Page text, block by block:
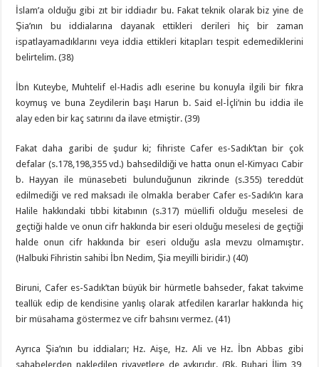
İslam’a olduğu gibi zıt bir iddiadır bu. Fakat teknik olarak biz yine de
Şia’nın bu iddialarına dayanak ettikleri derileri hiç bir zaman
ispatlayamadıklarını veya iddia ettikleri kitapları tespit edemediklerini
belirtelim. (38)
İbn Kuteybe, Muhtelif el-Hadis adlı eserine bu konuyla ilgili bir fıkra
koymuş ve buna Zeydilerin başı Harun b. Said el-İçli’nin bu iddia ile
alay eden bir kaç satırını da ilave etmiştir. (39)
Fakat daha garibi de şudur ki; fihriste Cafer es-Sadık’tan bir çok
defalar (s.178,198,355 vd.) bahsedildiği ve hatta onun el-Kimyacı Cabir
b. Hayyan ile münasebeti bulunduğunun zikrinde (s.355) tereddüt
edilmediği ve red maksadı ile olmakla beraber Cafer es-Sadık’ın kara
Halile hakkındaki tıbbi kitabının (s.317) müellifi olduğu meselesi de
geçtiği halde ve onun cifr hakkında bir eseri olduğu meselesi de geçtiği
halde onun cifr hakkında bir eseri olduğu asla mevzu olmamıştır.
(Halbuki Fihristin sahibi İbn Nedim, Şia meyilli biridir.) (40)
Biruni, Cafer es-Sadık’tan büyük bir hürmetle bahseder, fakat takvime
teallük edip de kendisine yanlış olarak atfedilen kararlar hakkında hiç
bir müsahama göstermez ve cifr bahsını vermez. (41)
Ayrıca Şia’nın bu iddiaları; Hz. Aişe, Hz. Ali ve Hz. İbn Abbas gibi
sahabelerden nakledilen rivayetlere de aykırıdır. (Bk. Buhari İlim 39,